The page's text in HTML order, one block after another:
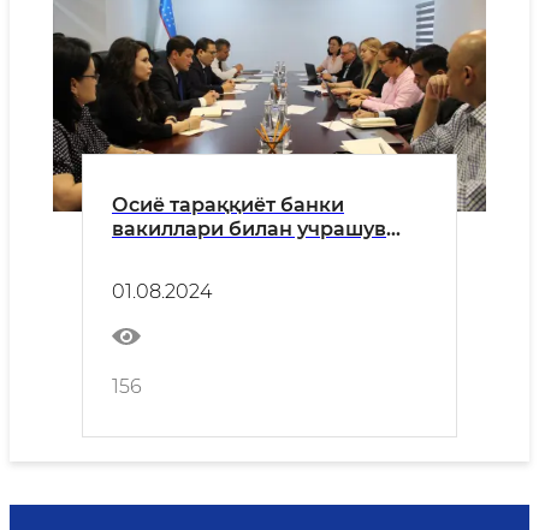
Осиё тараққиёт банки
вакиллари билан учрашув
01.08.2024
156